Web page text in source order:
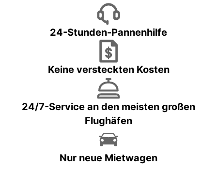
24-Stunden-Pannenhilfe
Keine versteckten Kosten
24/7-Service an den meisten großen
Flughäfen
Nur neue Mietwagen